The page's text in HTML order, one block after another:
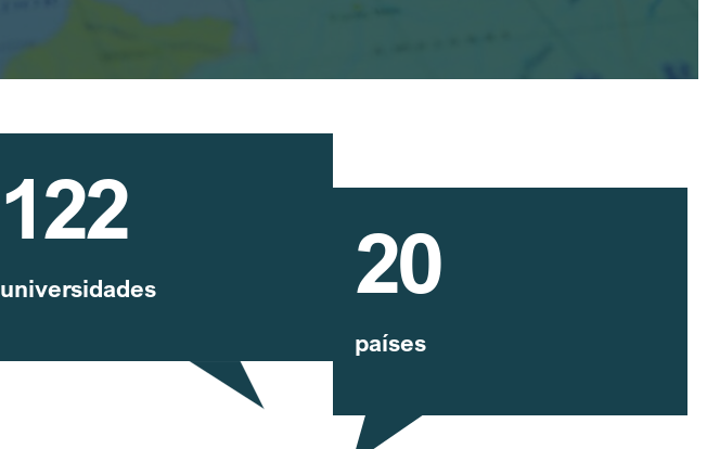
122
universidades 20
países